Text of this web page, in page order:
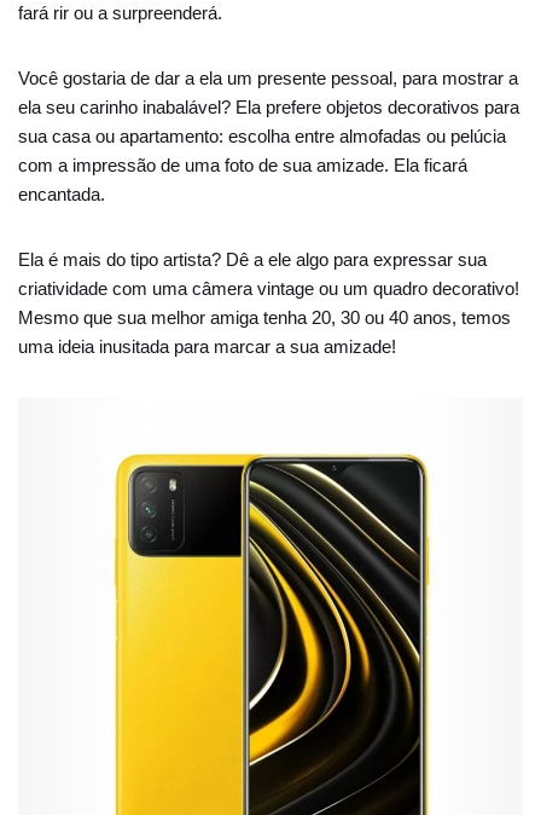
fará rir ou a surpreenderá.
Você gostaria de dar a ela um presente pessoal, para mostrar a
ela seu carinho inabalável? Ela prefere objetos decorativos para
sua casa ou apartamento: escolha entre almofadas ou pelúcia
com a impressão de uma foto de sua amizade. Ela ficará
encantada.
Ela é mais do tipo artista? Dê a ele algo para expressar sua
criatividade com uma câmera vintage ou um quadro decorativo!
Mesmo que sua melhor amiga tenha 20, 30 ou 40 anos, temos
uma ideia inusitada para marcar a sua amizade!